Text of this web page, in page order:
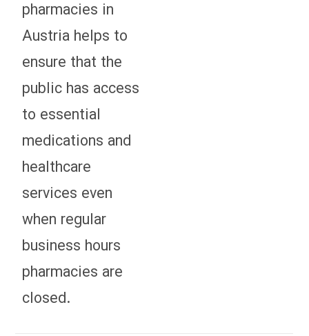
pharmacies in
Austria helps to
ensure that the
public has access
to essential
medications and
healthcare
services even
when regular
business hours
pharmacies are
closed.